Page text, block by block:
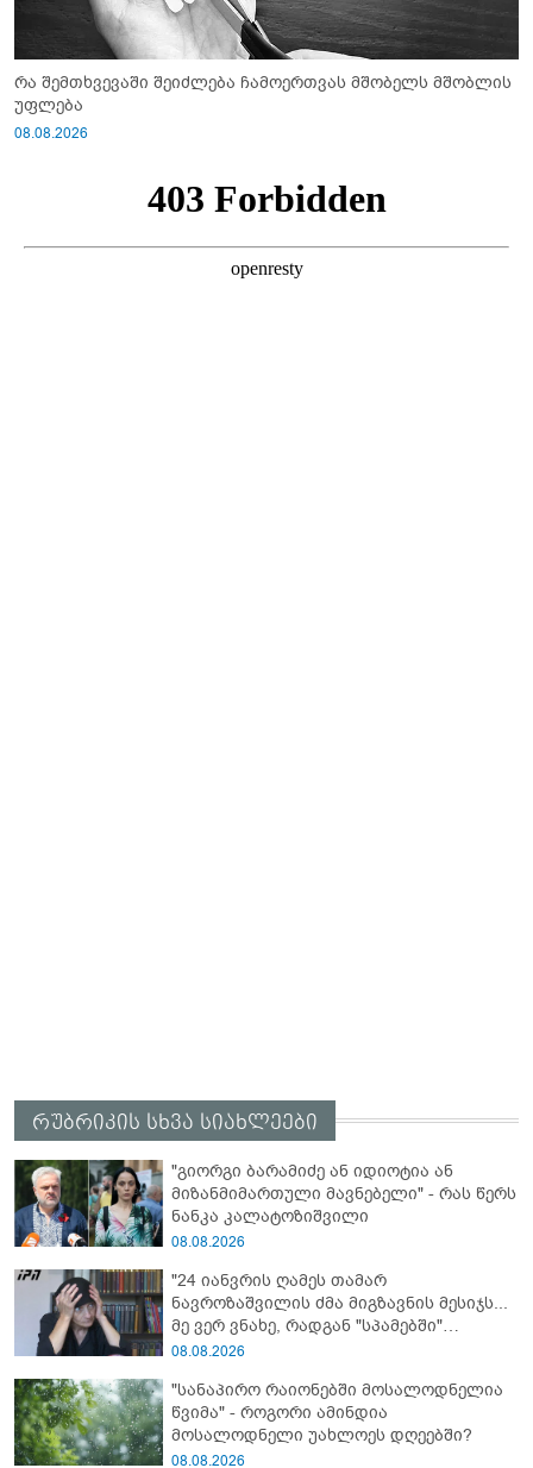
რა შემთხვევაში შეიძლება ჩამოერთვას მშობელს მშობლის
უფლება
08.08.2026
რუბრიკის სხვა სიახლეები
"გიორგი ბარამიძე ან იდიოტია ან
მიზანმიმართული მავნებელი" - რას წერს
ნანკა კალატოზიშვილი
08.08.2026
"24 იანვრის ღამეს თამარ
ნავროზაშვილის ძმა მიგზავნის მესიჯს...
მე ვერ ვნახე, რადგან "სპამებში"
ჩავარდა": რა მისწერა ნია იმნაძის ბიძამ
"სქრინს" აქვეყნებს
08.08.2026
"სანაპირო რაიონებში მოსალოდნელია
წვიმა" - როგორი ამინდია
მოსალოდნელი უახლოეს დღეებში?
08.08.2026